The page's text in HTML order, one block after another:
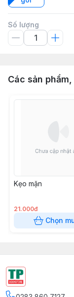
Số lượng
Các sản
Kẹo mặn
21.000đ
Chọn